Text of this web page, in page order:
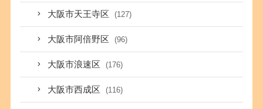
大阪市天王寺区 (127)
大阪市阿倍野区 (96)
大阪市浪速区 (176)
大阪市西成区 (116)